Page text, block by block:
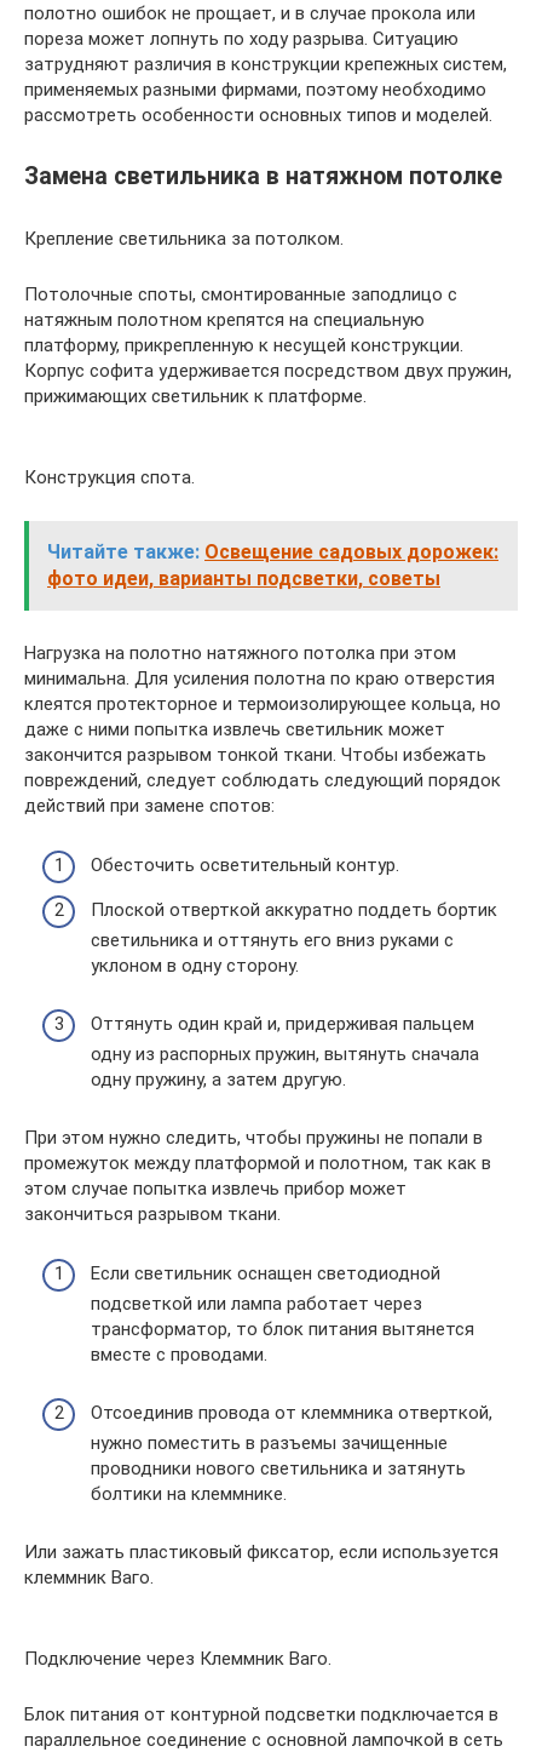
полотно ошибок не прощает, и в случае прокола или
пореза может лопнуть по ходу разрыва. Ситуацию
затрудняют различия в конструкции крепежных систем,
применяемых разными фирмами, поэтому необходимо
рассмотреть особенности основных типов и моделей.
Замена светильника в натяжном потолке
Крепление светильника за потолком.
Потолочные споты, смонтированные заподлицо с
натяжным полотном крепятся на специальную
платформу, прикрепленную к несущей конструкции.
Корпус софита удерживается посредством двух пружин,
прижимающих светильник к платформе.
Конструкция спота.
Читайте также: Освещение садовых дорожек:
фото идеи, варианты подсветки, советы
Нагрузка на полотно натяжного потолка при этом
минимальна. Для усиления полотна по краю отверстия
клеятся протекторное и термоизолирующее кольца, но
даже с ними попытка извлечь светильник может
закончится разрывом тонкой ткани. Чтобы избежать
повреждений, следует соблюдать следующий порядок
действий при замене спотов:
Обесточить осветительный контур.
Плоской отверткой аккуратно поддеть бортик
светильника и оттянуть его вниз руками с
уклоном в одну сторону.
Оттянуть один край и, придерживая пальцем
одну из распорных пружин, вытянуть сначала
одну пружину, а затем другую.
При этом нужно следить, чтобы пружины не попали в
промежуток между платформой и полотном, так как в
этом случае попытка извлечь прибор может
закончиться разрывом ткани.
Если светильник оснащен светодиодной
подсветкой или лампа работает через
трансформатор, то блок питания вытянется
вместе с проводами.
Отсоединив провода от клеммника отверткой,
нужно поместить в разъемы зачищенные
проводники нового светильника и затянуть
болтики на клеммнике.
Или зажать пластиковый фиксатор, если используется
клеммник Ваго.
Подключение через Клеммник Ваго.
Блок питания от контурной подсветки подключается в
параллельное соединение с основной лампочкой в сеть